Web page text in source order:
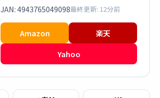
JAN: 4943765049098最終更新: 12分前
Amazon
楽天
Yahoo